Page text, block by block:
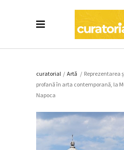
curatorial / Artǎ / Reprezentarea
profană în arta contemporană, la
Napoca